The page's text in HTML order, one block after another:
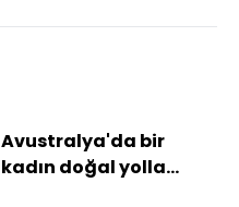
Avustralya'da bir
kadın doğal yolla